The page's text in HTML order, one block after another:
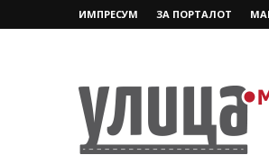
ИМПРЕСУМ ЗА ПОРТАЛОТ